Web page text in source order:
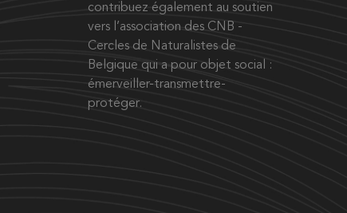
contribuez également au soutien
vers l’association des CNB -
Cercles de Naturalistes de
Belgique qui a pour objet social :
émerveiller-transmettre-
protéger.